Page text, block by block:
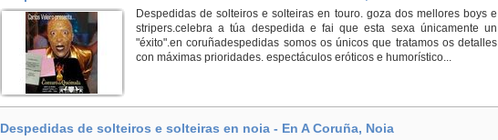
Despedidas de solteiros e solteiras en touro. goza dos mellores boys e
stripers.celebra a túa despedida e fai que esta sexa únicamente un
"éxito".en coruñadespedidas somos os únicos que tratamos os detalles
con máximas prioridades. espectáculos eróticos e humorístico...
Despedidas de solteiros e solteiras en noia - En A Coruña, Noia